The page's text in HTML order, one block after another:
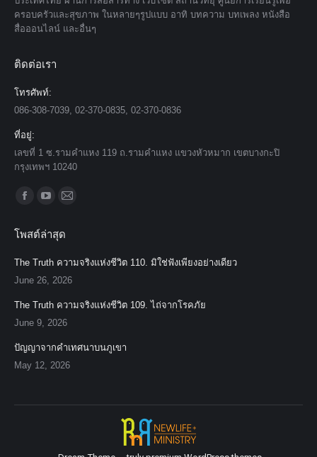
ครอบครัวและสุขภาพ ในหลายๆรูปแบบ อาทิ บทความ บทเพลง หนังสือ
สื่อออนไลน์ และอื่นๆ
ติดต่อเรา
โทรศัพท์:
086-308-7039, 02-370-0835, 02-370-0836
ที่อยู่:
เลขที่ 1 ซ.รามคำแหง 119 ถ.รามคำแหง แขวงหัวหมาก เขตบางกะปิ
กรุงเทพฯ 10240
Find us on:
opens
in
new
opens
in
new
in
new
โพสต์ล่าสุด
The Truth ความจริงแห่งชีวิต 110. มิใช่ฟังเพียงอย่างเดียว
June 26, 2026
The Truth ความจริงแห่งชีวิต 109. ไถ่จากโรคภัย
June 9, 2026
ปัญญาจากคำเทศนาบนภูเขา
May 12, 2026